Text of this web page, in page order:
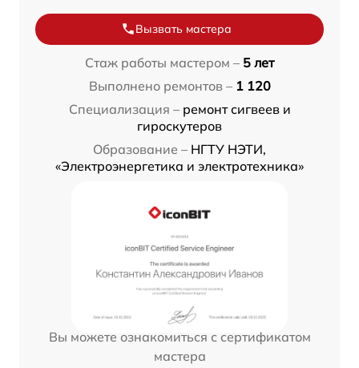
Вызвать мастера
Стаж работы мастером – 5 лет
Выполнено ремонтов – 1 120
Специализация – ремонт сигвеев и
гироскутеров
Образование – НГТУ НЭТИ,
«Электроэнергетика и электротехника»
Вы можете ознакомиться с сертификатом
мастера